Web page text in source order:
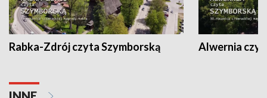
Rabka-Zdrój czyta Szymborską Alwernia